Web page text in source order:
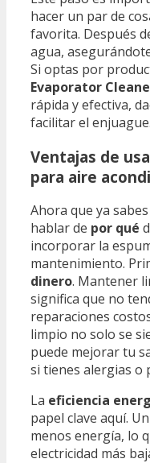
hacer un par de
favorita. Después
agua,
Si optas por
Evaporator
rápida y efectiva,
facilitar el enjuague.
Ventajas de
para aire
Ahora que ya
hablar de por qué
incorporar la
mantenimiento.
dinero. Mantener
significa que no
reparaciones
limpio no solo se
puede mejorar tu
si tienes alergias o
La eficiencia
papel clave aquí.
menos energía, lo
electricidad más